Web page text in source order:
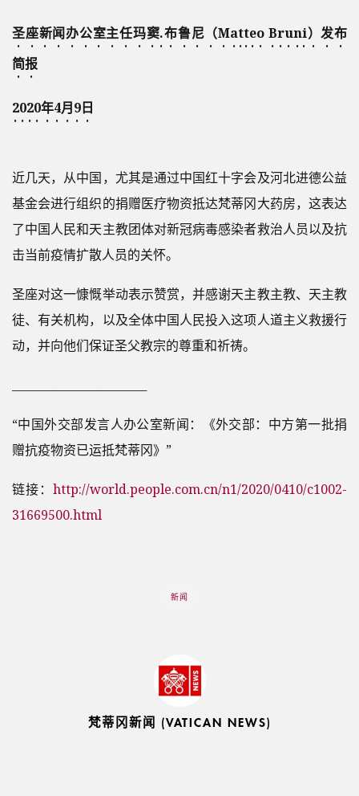
圣座新闻办公室主任玛窦.布鲁尼（Matteo Bruni）发布
简报
2020年4月9日
近几天，从中国，尤其是通过中国红十字会及河北进德公益
基金会进行组织的捐赠医疗物资抵达梵蒂冈大药房，这表达
了中国人民和天主教团体对新冠病毒感染者救治人员以及抗
击当前疫情扩散人员的关怀。
圣座对这一慷慨举动表示赞赏，并感谢天主教主教、天主教
徒、有关机构，以及全体中国人民投入这项人道主义救援行
动，并向他们保证圣父教宗的尊重和祈祷。
“中国外交部发言人办公室新闻：《外交部：中方第一批捐
赠抗疫物资已运抵梵蒂冈》”
链接： http://world.people.com.cn/n1/2020/0410/c1002-
31669500.html
新闻
梵蒂冈新闻 (VATICAN NEWS)